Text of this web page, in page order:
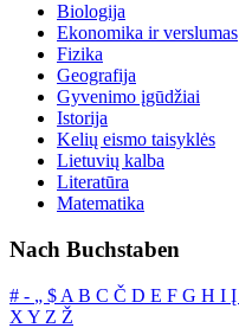
Biologija
Ekonomika ir verslumas
Fizika
Geografija
Gyvenimo įgūdžiai
Istorija
Kelių eismo taisyklės
Lietuvių kalba
Literatūra
Matematika
Nach Buchstaben
# ‐ „ $ A B C Č D E F G H I Į
X Y Z Ž